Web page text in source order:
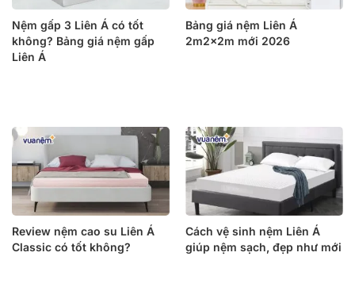
Nệm gấp 3 Liên Á có tốt
không? Bảng giá nệm gấp
Liên Á
Bảng giá nệm Liên Á
2m2x2m mới 2026
Review nệm cao su Liên Á
Classic có tốt không?
Cách vệ sinh nệm Liên Á
giúp nệm sạch, đẹp như mới